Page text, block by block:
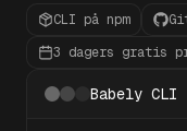
CLI på npm
3 dagers gratis
Babely CLI